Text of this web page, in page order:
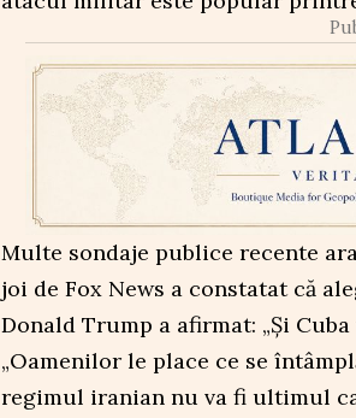
Multe sondaje publice recente
joi de Fox News a constatat că
Donald Trump a afirmat: „Și Cuba
„Oamenilor le place ce se
regimul iranian nu va fi ultimul